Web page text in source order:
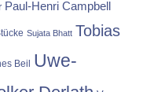
Paul-Henri Campbell
Sujata Bhatt Tobias
Beil Uwe-